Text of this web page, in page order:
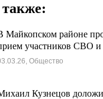
Майкопском районе
участников СВО и
Общество
Кузнецов